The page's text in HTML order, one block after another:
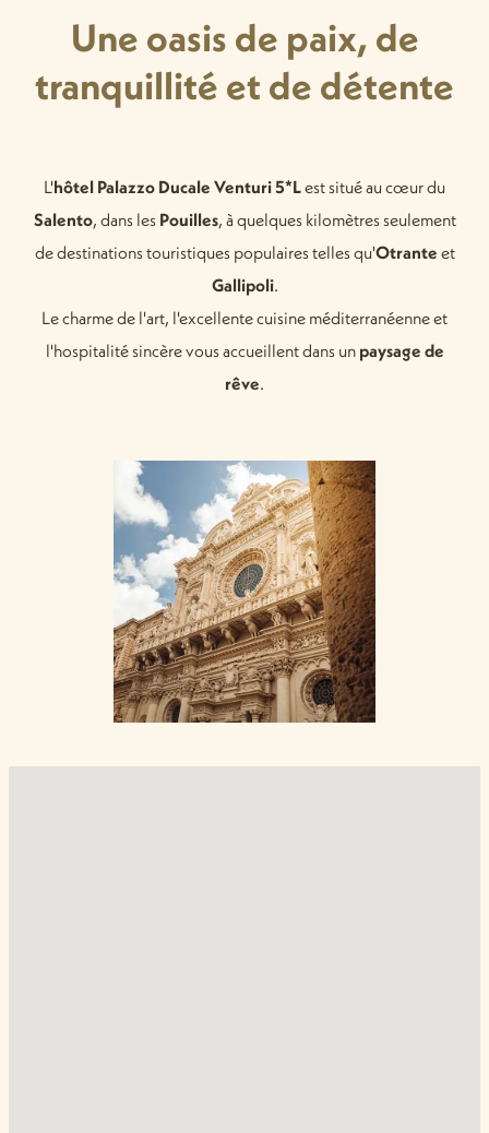
Une oasis de paix, de
tranquillité et de détente
L'hôtel Palazzo Ducale Venturi 5*Lest situé au cœur du
Salento, dans les Pouilles, à quelques kilomètres seulement
de destinations touristiques populaires telles qu'Otrante et
Gallipoli.
Le charme de l'art, l'excellente cuisine méditerranéenne et
l'hospitalité sincère vous accueillent dans un paysage de
rêve.